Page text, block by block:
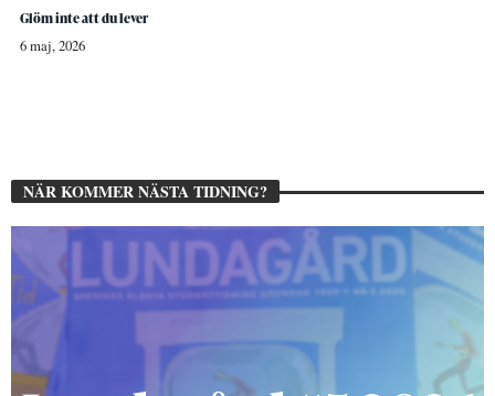
Glöm inte att du lever
6 maj, 2026
NÄR KOMMER NÄSTA TIDNING?